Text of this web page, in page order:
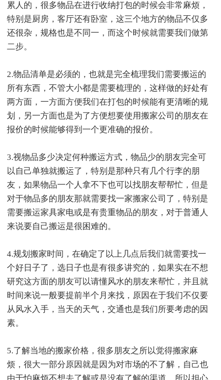
累人的，很多物品在进行收纳打包的时候会非常麻烦，
特别是厨房，客厅还有卧室，这三个地方的物品不仅多
还很杂，规格也是不同一，而这个时候就需要我们做第
二步。
2.物品清单是必须的，也就是完全梳理我们需要搬运的
所有东西，不管大小都是需要梳理的，这样做的好处有
两方面，一方面方便我们在打包的时候能有更清晰的规
划，另一方面也是为了方便想要使用搬家公司的朋友在
报价的时候能够得到一个更准确的报价。
3.视物品多少决定何种搬运方式，物品少的朋友完全可
以自己单独就搬运了，特别是那种只有几个行李的朋
友，如果物品一个人拿不下也可以找朋友帮帮忙，但是
对于物品多的朋友那就需要找一家搬家公司了，特别是
需要搬运家具家电或是有贵重物品的朋友，对于普通人
来说要自己搬运是很困难的。
4.规划搬家时间，在确定了以上几点后我们就需要找一
个好日子了，选日子也是有很多讲究的，如果实在不想
研究这方面的朋友可以请懂风水的朋友来帮忙，并且就
时间来说一般要提前半个月来找，原因在于我们不仅要
从风水入手，当天的天气，交通也是我们所要考虑的因
素。
5.了解当地的搬家价格，很多朋友之所以觉得搬家麻
烦，很大一部分原因就是因为对市场的不了解，自己也